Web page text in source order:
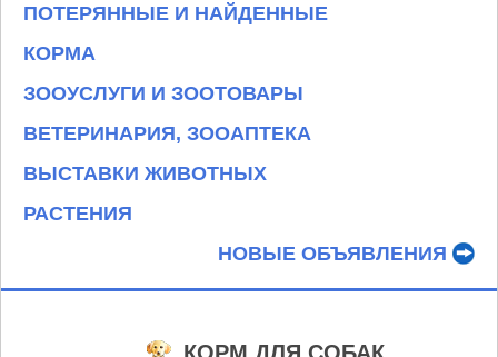
ПОТЕРЯННЫЕ И НАЙДЕННЫЕ
КОРМА
ЗООУСЛУГИ И ЗООТОВАРЫ
ВЕТЕРИНАРИЯ, ЗООАПТЕКА
ВЫСТАВКИ ЖИВОТНЫХ
РАСТЕНИЯ
НОВЫЕ ОБЪЯВЛЕНИЯ
КОРМ ДЛЯ СОБАК